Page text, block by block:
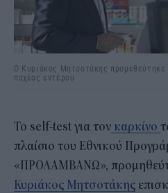
O Kυριάκος Μητσοτάκης
παχέος εντέρου
Το self-test για τον καρκίνο
πλαίσιο του Εθνικού
«ΠΡΟΛΑΜΒΑΝΩ»,
Κυριάκος Μητσοτάκης